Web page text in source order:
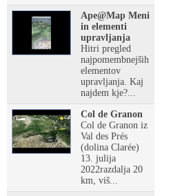
Ape@Map Meni
in elementi
upravljanja
Hitri pregled
najpomembnejših
elementov
upravljanja. Kaj
najdem kje?...
Col de Granon
Col de Granon iz
Val des Prés
(dolina Clarée)
13. julija
2022razdalja 20
km, viš...